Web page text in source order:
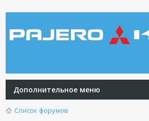
Дополнительное меню
Список форумов